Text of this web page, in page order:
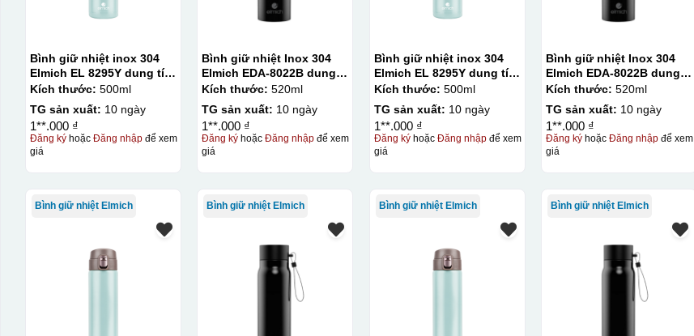
Bình giữ nhiệt inox 304
Elmich EL 8295Y dung tích
500ml
Kích thước: 500ml
TG sản xuất: 10 ngày
1**.000 ₫
Đăng kýhoặc Đăng nhậpđể xem
giá
Bình giữ nhiệt Inox 304
Elmich EDA-8022B dung
tích 520ml
Kích thước: 520ml
TG sản xuất: 10 ngày
1**.000 ₫
Đăng ký hoặcĐăng nhập để xem
giá
Bình giữ nhiệt inox 304
Elmich EL 8295Y dung tích
500ml
Kích thước: 500ml
TG sản xuất: 10 ngày
1**.000 ₫
Đăng kýhoặc Đăng nhậpđể xem
giá
Bình giữ nhiệt Inox 304
Elmich EDA-8022B dung
tích 520ml
Kích thước: 520ml
TG sản xuất: 10 ngày
1**.000 ₫
Đăng ký hoặcĐăng nhập để xem
giá
Bình giữ nhiệt Elmich Bình giữ nhiệt Elmich Bình giữ nhiệt Elmich Bình giữ nhiệt Elmich